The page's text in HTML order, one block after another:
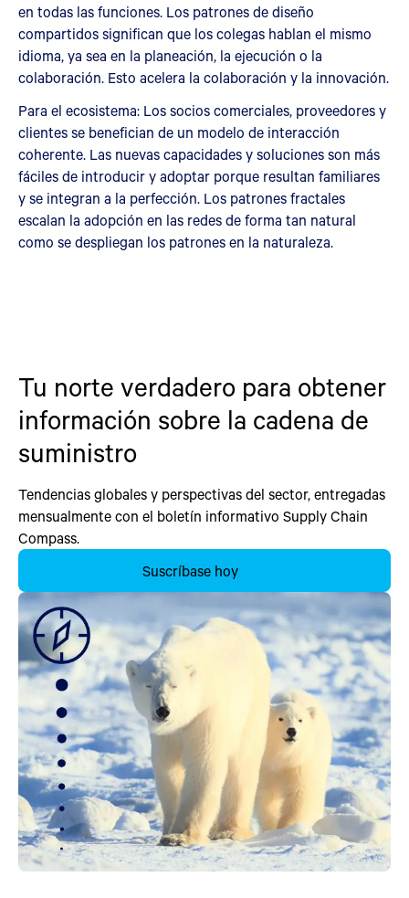
en todas las funciones. Los patrones de diseño
compartidos significan que los colegas hablan el mismo
idioma, ya sea en la planeación, la ejecución o la
colaboración. Esto acelera la colaboración y la innovación.
Para el ecosistema: Los socios comerciales, proveedores y
clientes se benefician de un modelo de interacción
coherente. Las nuevas capacidades y soluciones son más
fáciles de introducir y adoptar porque resultan familiares
y se integran a la perfección. Los patrones fractales
escalan la adopción en las redes de forma tan natural
como se despliegan los patrones en la naturaleza.
Tu norte verdadero para obtener
información sobre la cadena de
suministro
Tendencias globales y perspectivas del sector, entregadas
mensualmente con el boletín informativo Supply Chain
Compass.
Suscríbase hoy